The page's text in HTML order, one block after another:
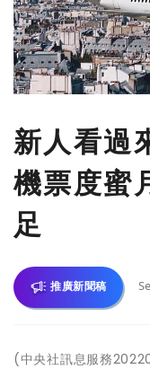
新人看過
機票度蜜
足
推廣新聞稿
(中央社訊息服務